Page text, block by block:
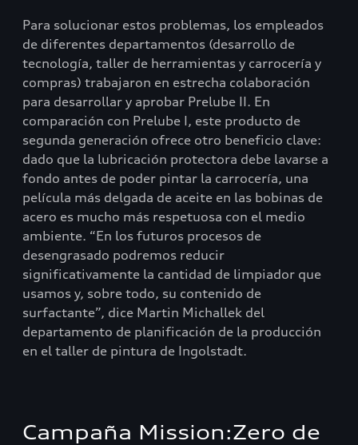
Para solucionar estos problemas, los empleados
de diferentes departamentos (desarrollo de
tecnología, taller de herramientas y carrocería y
compras) trabajaron en estrecha colaboración
para desarrollar y aprobar Prelube II. En
comparación con Prelube I, este producto de
segunda generación ofrece otro beneficio clave:
dado que la lubricación protectora debe lavarse a
fondo antes de poder pintar la carrocería, una
película más delgada de aceite en las bobinas de
acero es mucho más respetuosa con el medio
ambiente. “En los futuros procesos de
desengrasado podremos reducir
significativamente la cantidad de limpiador que
usamos y, sobre todo, su contenido de
surfactante”, dice Martin Michallek del
departamento de planificación de la producción
en el taller de pintura de Ingolstadt.
Campaña Mission:Zero de